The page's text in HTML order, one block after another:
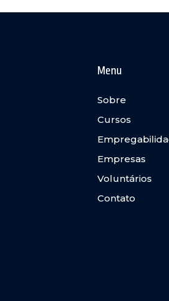
Menu
Sobre
Cursos
Empresas
Voluntários
Contato